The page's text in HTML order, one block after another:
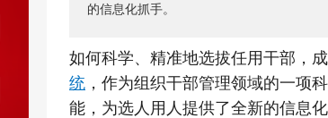
的信息化抓手。
如何科学、精准地选拔任用干部，
统 ，作为组织干部管理领域的一项
能，为选人用人提供了全新的信息化